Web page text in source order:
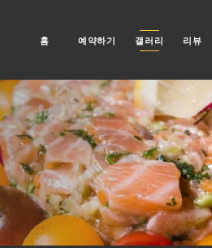
홈 예약하기 갤러리 리뷰